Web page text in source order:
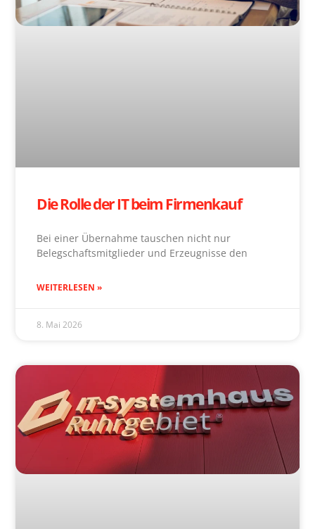
Die Rolle der IT beim Firmenkauf
Bei einer Übernahme tauschen nicht nur
Belegschaftsmitglieder und Erzeugnisse den
WEITERLESEN »
8. Mai 2026